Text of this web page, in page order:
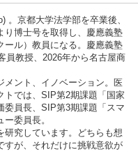
。京都大学法学部を卒業後、
り博士号を取得し、慶應義塾
ール）教員になる。慶應義塾
員教授、2026年から名古屋商
ント、イノベーション。医
トでは、SIP第2期課題「国家
委員長、SIP第3期課題「スマ
委員長。
究しています。どちらも想
すが、それだけに挑戦意欲が